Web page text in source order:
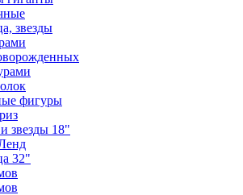
звезды
фигуры
звезды 18"
32"